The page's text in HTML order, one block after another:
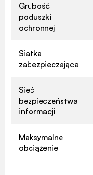
Grubość
poduszki
ochronnej
Siatka
zabezpieczająca
Sieć
bezpieczeństwa
informacji
Maksymalne
obciążenie